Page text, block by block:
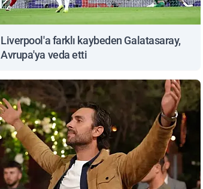
Liverpool'a farklı kaybeden Galatasaray,
Avrupa'ya veda etti